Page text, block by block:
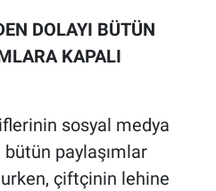
DOLAYI BÜTÜN
KAPALI
sosyal medya
bütün paylaşımlar
çiftçinin lehine